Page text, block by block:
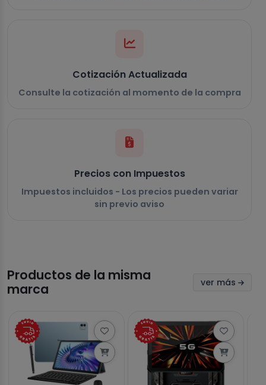
Cotización Actualizada
Consulte la cotización al momento de la compra
Precios con Impuestos
Impuestos incluidos - Los precios pueden variar
sin previo aviso
Productos de la misma
marca
ver más